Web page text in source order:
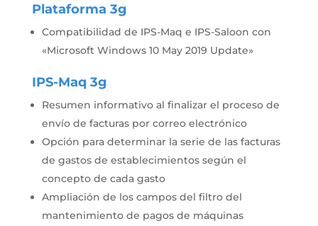
Plataforma 3g
Compatibilidad de IPS-Maq e IPS-Saloon con
«Microsoft Windows 10 May 2019 Update»
IPS-Maq 3g
Resumen informativo al finalizar el proceso de
envío de facturas por correo electrónico
Opción para determinar la serie de las facturas
de gastos de establecimientos según el
concepto de cada gasto
Ampliación de los campos del filtro del
mantenimiento de pagos de máquinas